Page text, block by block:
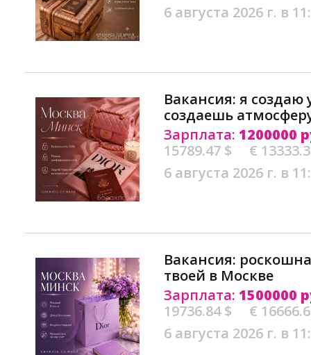
6 августа 2026 г. в
Вакансия: я
создаешь
Зарплата: 1200000
15789.47 $
€
6 августа 2026 г. в
Вакансия:
твоей в Москве
Зарплата: 1500000
19736.84 $
€
6 августа 2026 г. в